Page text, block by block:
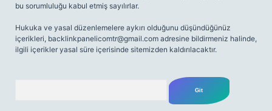
bu sorumluluğu kabul etmiş sayılırlar.
Hukuka ve yasal düzenlemelere aykırı olduğunu düşündüğünüz
içerikleri, backlinkpanelicomtr@gmail.com adresine bildirmeniz halinde,
ilgili içerikler yasal süre içerisinde sitemizden kaldırılacaktır.